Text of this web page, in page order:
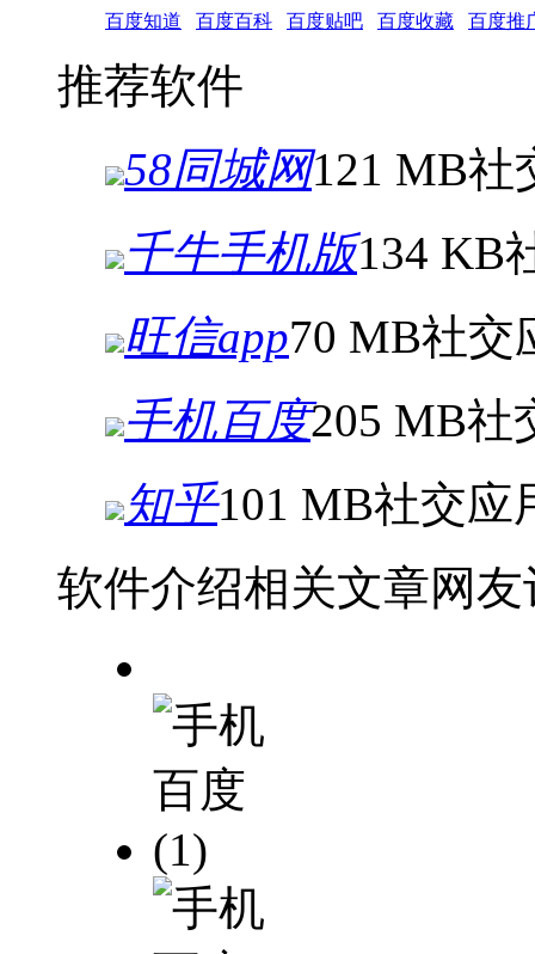
百度知道 百度百科 百度贴吧 百度收藏 百度推
推荐软件
58同城网121 MB社
千牛手机版134 KB
旺信app70 MB社交
手机百度205 MB社
知乎101 MB社交应
软件介绍相关文章网